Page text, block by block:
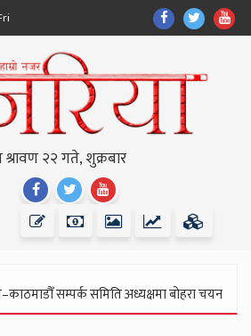
Find
Us
Facebook
Find
Us
Twitter
Us
२२ गते, शुक्रबार
Find
Us
Find
Us
Find
Us
सम्पर्क समिति अध्यक्षमा बोहरा चयन